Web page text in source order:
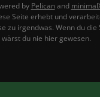
by Pelicanand
Seite erhebt und
zu irgendwas. Wenn du die
wärst du nie hier gewesen.